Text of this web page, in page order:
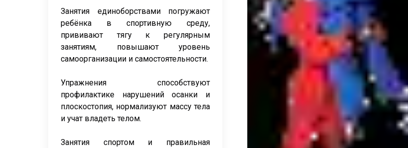
Занятия единоборствами погружают
ребёнка в спортивную среду,
прививают тягу к регулярным
занятиям, повышают уровень
самоорганизации и самостоятельности.
Упражнения способствуют
профилактике нарушений осанки и
плоскостопия, нормализуют массу тела
и учат владеть телом.
Занятия спортом и правильная